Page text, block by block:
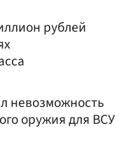
рублей
невозможность
оружия для ВСУ